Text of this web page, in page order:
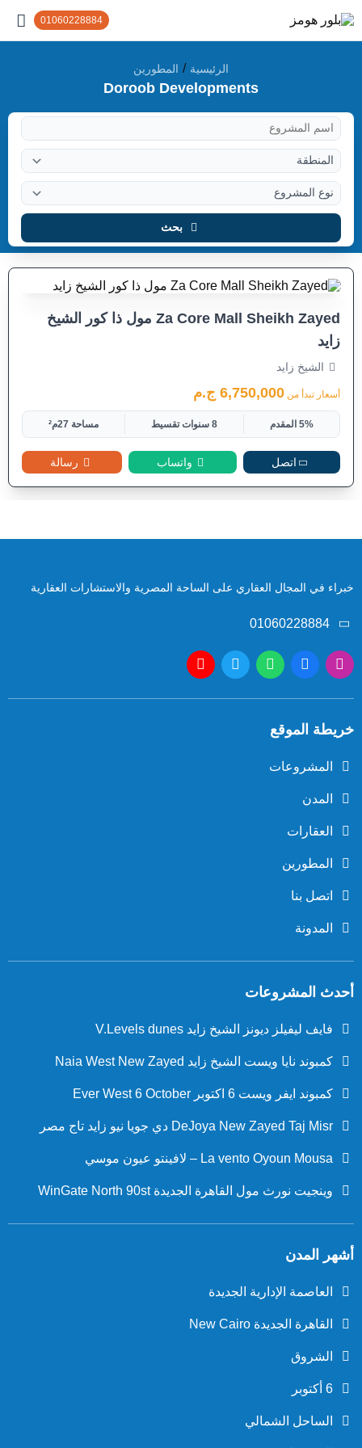
01060228884
الرئيسية / المطورين
Doroob Developments
بحث
Za Core Mall Sheikh Zayed مول ذا كور الشيخ
زايد
الشيخ زايد
أسعار تبدأ من 6,750,000 ج.م
5% المقدم 8 سنوات تقسيط مساحة 27م²
اتصل واتساب رسالة
خبراء في المجال العقاري على الساحة المصرية والاستشارات العقارية
01060228884
خريطة الموقع
المشروعات
المدن
العقارات
المطورين
اتصل بنا
المدونة
أحدث المشروعات
فايف ليفيلز ديونز الشيخ زايد V.Levels dunes
كمبوند نايا ويست الشيخ زايد Naia West New Zayed
كمبوند ايفر ويست 6 اكتوبر Ever West 6 October
DeJoya New Zayed Taj Misr دي جويا نيو زايد تاج مصر
La vento Oyoun Mousa – لافينتو عيون موسي
وينجيت نورث مول القاهرة الجديدة WinGate North 90st
أشهر المدن
العاصمة الإدارية الجديدة
القاهرة الجديدة New Cairo
الشروق
6 أكتوبر
الساحل الشمالي